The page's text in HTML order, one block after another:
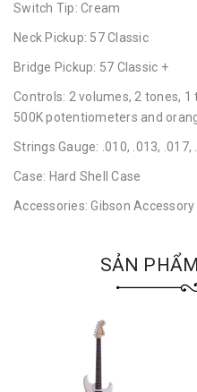
Switch Tip: Cream
Neck Pickup: 57 Classic
Bridge Pickup: 57 Classic +
Controls: 2 volumes, 2 tones,
500K potentiometers and
Strings Gauge: .010, .013, .017,
Case: Hard Shell Case
Accessories: Gibson Accessory
SẢN